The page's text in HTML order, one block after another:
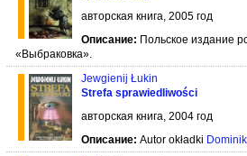
авторская книга, 2005 год
Описание: Польское издание
«Выбраковка».
Jewgienij Łukin
Strefa sprawiedliwości
авторская книга, 2004 год
Описание: Autor okładki